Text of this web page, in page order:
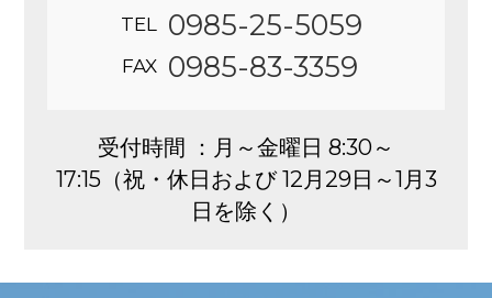
TEL 0985-25-5059
FAX 0985-83-3359
受付時間 ：月～金曜日 8:30～
17:15（祝・休日および 12月29日～1月3
日を除く）